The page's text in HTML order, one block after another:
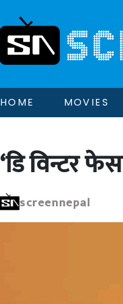
HOME MOVIES
‘डि विन्टर
screennepal